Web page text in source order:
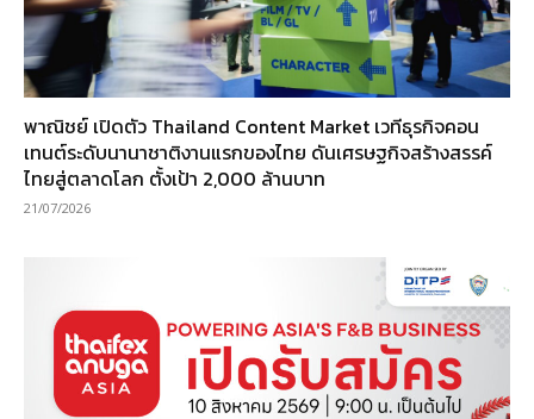
พาณิชย์ เปิดตัว Thailand Content Market เวทีธุรกิจคอน
เทนต์ระดับนานาชาติงานแรกของไทย ดันเศรษฐกิจสร้างสรรค์
ไทยสู่ตลาดโลก ตั้งเป้า 2,000 ล้านบาท
21/07/2026